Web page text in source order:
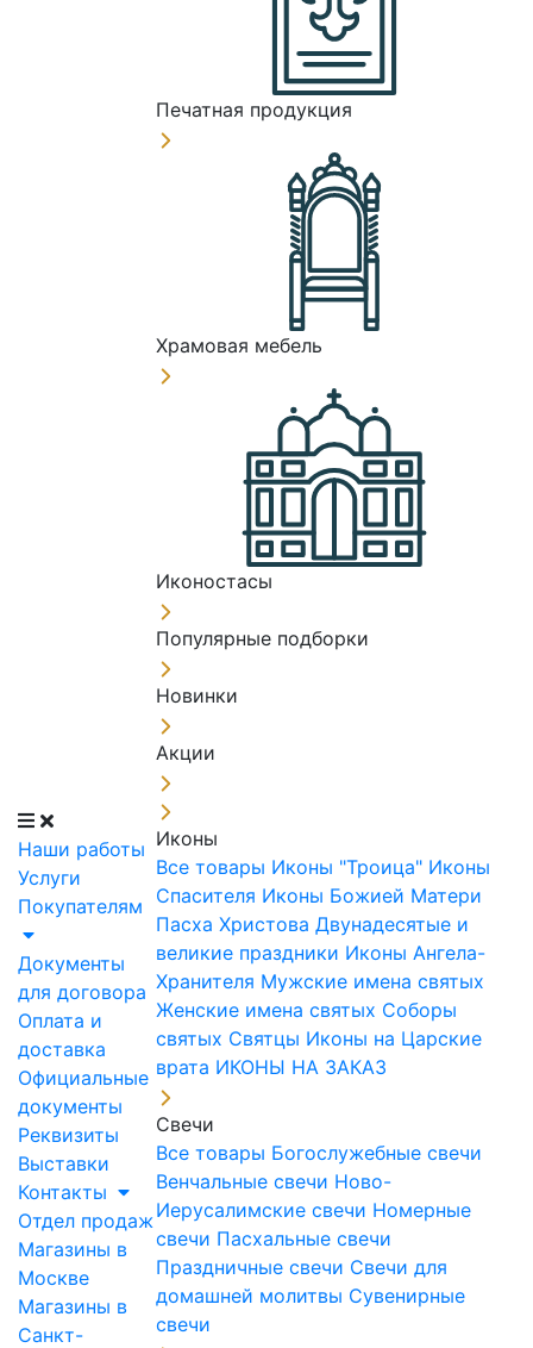
Наши работы
Услуги
Покупателям
Документы
для договора
Оплата и
доставка
Официальные
документы
Реквизиты
Выставки
Контакты
Отдел продаж
Магазины в
Москве
Магазины в
Санкт-
Печатная продукция
Храмовая мебель
Иконостасы
Популярные подборки
Новинки
Акции
Иконы
Все товары Иконы "Троица" Иконы
Спасителя Иконы Божией Матери
Пасха Христова Двунадесятые и
великие праздники Иконы Ангела-
Хранителя Мужские имена святых
Женские имена святых Соборы
святых Святцы Иконы на Царские
врата ИКОНЫ НА ЗАКАЗ
Свечи
Все товары Богослужебные свечи
Венчальные свечи Ново-
Иерусалимские свечи Номерные
свечи Пасхальные свечи
Праздничные свечи Свечи для
домашней молитвы Сувенирные
свечи